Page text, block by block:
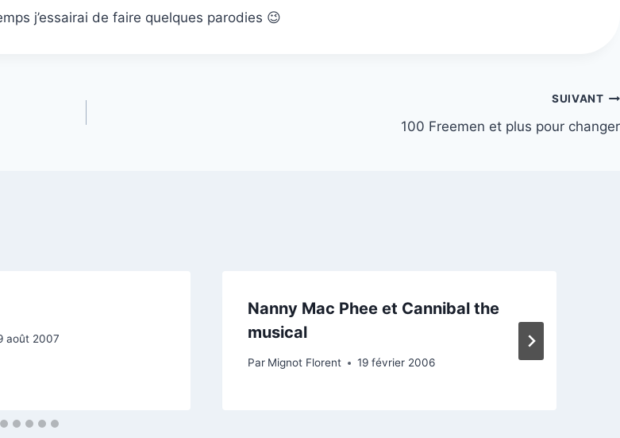
j’essairai de faire quelques parodies 😉
SUIVANT
100 Freemen et plus pour changer
août 2007
Nanny Mac Phee et Cannibal the
musical
Par Mignot Florent 19 février 2006